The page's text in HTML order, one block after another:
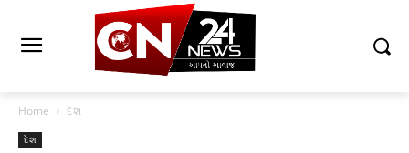
Home દેશ
દેશ